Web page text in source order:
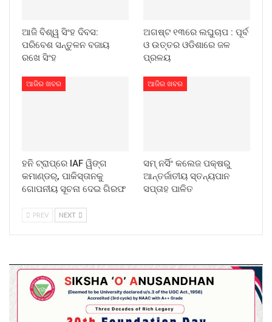
ଆଜି ବିଶ୍ୱ ସିଂହ ଦିବସ:
ପରିବେଶ ସନ୍ତୁଳନ ବଜାୟ
ରଖେ ସିଂହ
ଅଗଷ୍ଟ ୧୩ରେ ଲଘୁଚାପ : ପୂର୍ବ
ଓ ଉତ୍ତର ଓଡିଶାରେ ଜଳ
ପ୍ରଳୟ
ଆଜିର ଖବର
ହନି ଟ୍ରାପ୍‌ରେ IAF ୱିଙ୍ଗ
କମାଣ୍ଡର୍, ପାକିସ୍ତାନକୁ
ଗୋପନୀୟ ସୂଚନା ଦେଇ ଗିରଫ
ଆଜିର ଖବର
ସମ୍ ନର୍ସିଂ କଲେଜ ପକ୍ଷରୁ
ଆନ୍ତର୍ଜାତୀୟ ସ୍ତନ୍ୟପାନ
ସପ୍ତାହ ପାଳିତ
PREV NEXT